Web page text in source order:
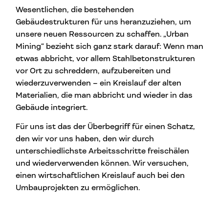
Wesentlichen, die bestehenden
Gebäudestrukturen für uns heranzuziehen, um
unsere neuen Ressourcen zu schaffen. „Urban
Mining“ bezieht sich ganz stark darauf: Wenn man
etwas abbricht, vor allem Stahlbetonstrukturen
vor Ort zu schreddern, aufzubereiten und
wiederzuverwenden – ein Kreislauf der alten
Materialien, die man abbricht und wieder in das
Gebäude integriert.
Für uns ist das der Überbegriff für einen Schatz,
den wir vor uns haben, den wir durch
unterschiedlichste Arbeitsschritte freischälen
und wiederverwenden können. Wir versuchen,
einen wirtschaftlichen Kreislauf auch bei den
Umbauprojekten zu ermöglichen.